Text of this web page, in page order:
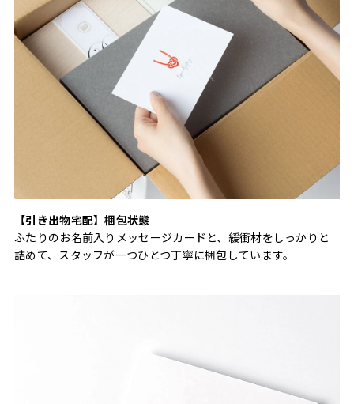
【引き出物宅配】梱包状態
ふたりのお名前入りメッセージカードと、緩衝材をしっかりと
詰めて、スタッフが一つひとつ丁寧に梱包しています。